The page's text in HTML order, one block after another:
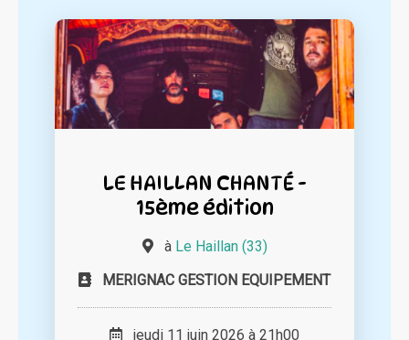
LE HAILLAN CHANTÉ -
15ème édition
à Le Haillan (33)
MERIGNAC GESTION EQUIPEMENT
jeudi 11 juin 2026 à 21h00